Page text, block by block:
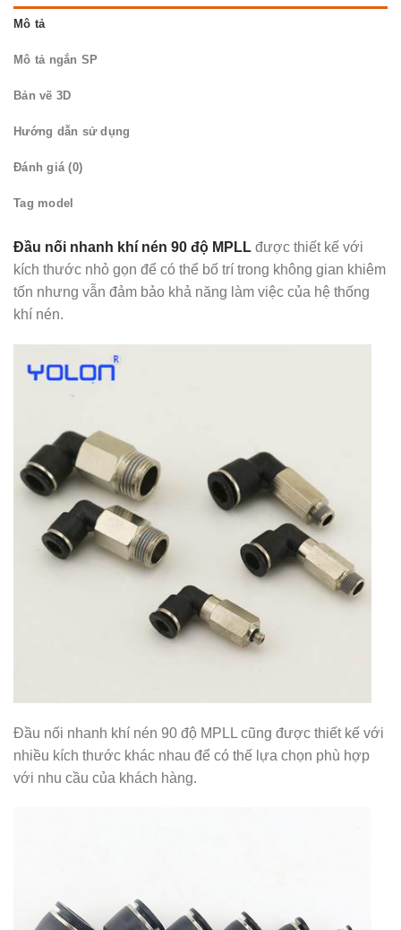
Mô tả
Mô tả ngắn SP
Bản vẽ 3D
Hướng dẫn sử dụng
Đánh giá (0)
Tag model
Đầu nối nhanh khí nén 90 độ MPLL được thiết kế với
kích thước nhỏ gọn để có thể bố trí trong không gian khiêm
tốn nhưng vẫn đảm bảo khả năng làm việc của hệ thống
khí nén.
Đầu nối nhanh khí nén 90 độ MPLL cũng được thiết kế với
nhiều kích thước khác nhau để có thế lựa chọn phù hợp
với nhu cầu của khách hàng.